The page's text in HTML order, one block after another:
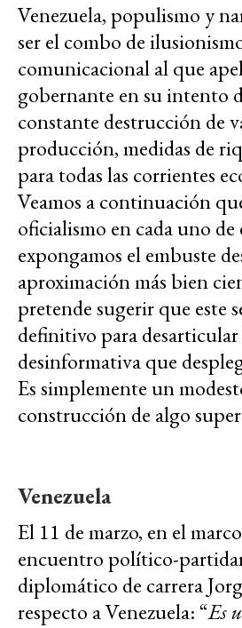
Venezuela, populismo y
ser el combo de
comunicacional al que
gobernante en su intento
constante destrucción de
producción, medidas de
para todas las corrientes
Veamos a continuación
oficialismo en cada uno de
expongamos el embuste
aproximación más bien
pretende sugerir que este
definitivo para
desinformativa que
Es simplemente un
construcción de algo
Venezuela
El 11 de marzo, en el
encuentro político-
diplomático de carrera
respecto a Venezuela: “Es